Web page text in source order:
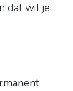
dat wil je